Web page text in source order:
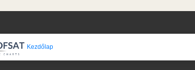
Kezdőlap